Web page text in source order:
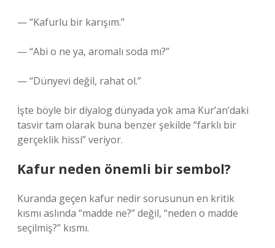
— “Kafurlu bir karışım.”
— “Abi o ne ya, aromalı soda mı?”
— “Dünyevi değil, rahat ol.”
İşte böyle bir diyalog dünyada yok ama Kur’an’daki
tasvir tam olarak buna benzer şekilde “farklı bir
gerçeklik hissi” veriyor.
Kafur neden önemli bir sembol?
Kuranda geçen kafur nedir sorusunun en kritik
kısmı aslında “madde ne?” değil, “neden o madde
seçilmiş?” kısmı.